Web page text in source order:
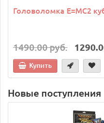
Головоломка E=MC2
1490.00 руб.
Купить
Новые поступления